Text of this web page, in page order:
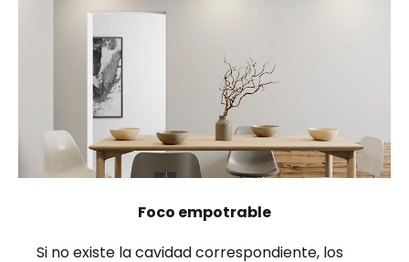
Foco empotrable
Si no existe la cavidad correspondiente, los